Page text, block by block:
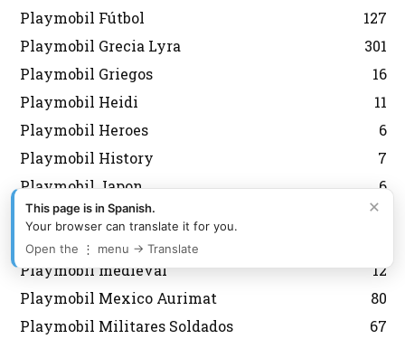
Playmobil Fútbol
127
Playmobil Grecia Lyra
301
Playmobil Griegos
16
Playmobil Heidi
11
Playmobil Heroes
6
Playmobil History
7
Playmobil Japon
6
Playmobil Korea
43
Playmobil Magic
Playmobil medieval
12
Playmobil Mexico Aurimat
80
Playmobil Militares Soldados
67
×
This page is in Spanish.
Your browser can translate it for you.
Open the ⋮ menu → Translate